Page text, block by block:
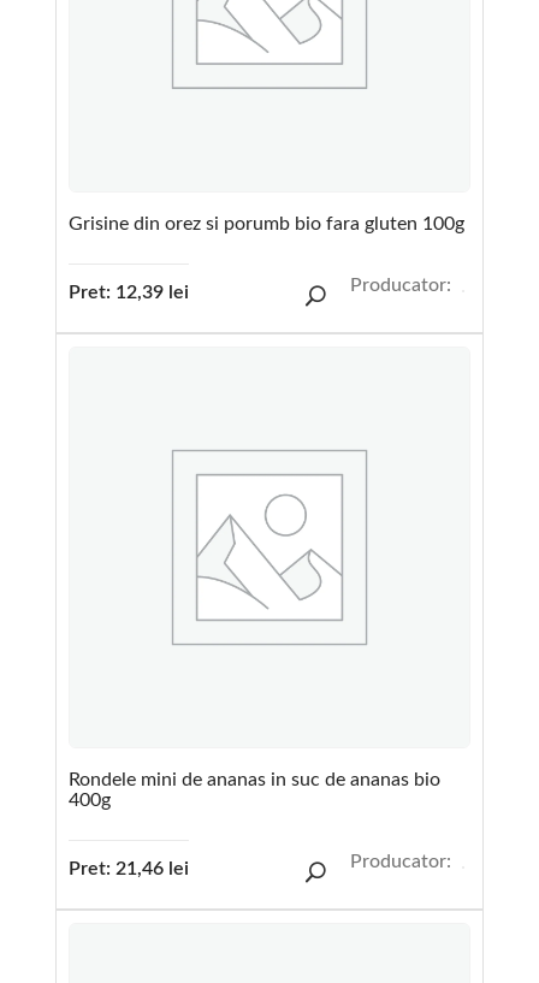
Grisine din orez si porumb bio fara gluten 100g
Pret: 12,39 lei Producator:
Rondele mini de ananas in suc de ananas bio
400g
Pret: 21,46 lei Producator: